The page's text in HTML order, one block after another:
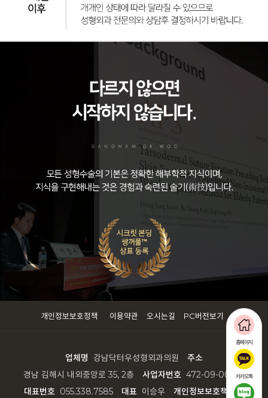
홈페이지
카카오톡
개인정보보호정책 이용약관 오시는길 PC버전보기
업체명 강남닥터우성형외과의원
주소
경남 김해시 내외중앙로 35, 2층
사업자번호 472-09-00514
대표번호 055.338.7585 대표 이승우 개인정보보호책임자